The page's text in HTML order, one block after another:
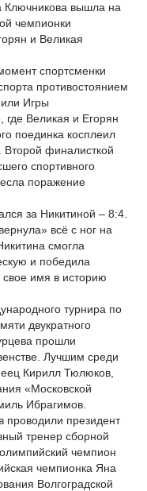
Ключникова вышла на
чемпионки
и Великая
спортсменки
противостоянием
Игры
Великая и Егорян
поединка косплеил
Второй финалисткой
спортивного
поражение
за Никитиной – 8:4.
всё с ног на
смогла
и победила
имя в историю
турнира по
двукратного
прошли
Лучшим среди
Кирилл Тюлюков,
«Московской
Ибрагимов.
проводили президент
тренер сборной
чемпион
чемпионка Яна
Волгоградской